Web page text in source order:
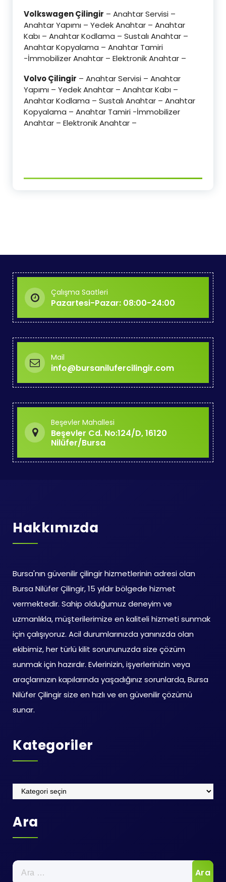
Volkswagen Çilingir – Anahtar Servisi –
Anahtar Yapımı – Yedek Anahtar – Anahtar
Kabı – Anahtar Kodlama – Sustalı Anahtar –
Anahtar Kopyalama – Anahtar Tamiri
-İmmobilizer Anahtar – Elektronik Anahtar –
Volvo Çilingir – Anahtar Servisi – Anahtar
Yapımı – Yedek Anahtar – Anahtar Kabı –
Anahtar Kodlama – Sustalı Anahtar – Anahtar
Kopyalama – Anahtar Tamiri -İmmobilizer
Anahtar – Elektronik Anahtar –
Çalışma Saatleri
Pazartesi-Pazar: 08:00-24:00
Mail
info@bursanilufercilingir.com
Beşevler Mahallesi
Beşevler Cd. No:124/D, 16120
Nilüfer/Bursa
Hakkımızda
Bursa'nın güvenilir çilingir hizmetlerinin adresi olan
Bursa Nilüfer Çilingir, 15 yıldır bölgede hizmet
vermektedir. Sahip olduğumuz deneyim ve
uzmanlıkla, müşterilerimize en kaliteli hizmeti sunmak
için çalışıyoruz. Acil durumlarınızda yanınızda olan
ekibimiz, her türlü kilit sorununuzda size çözüm
sunmak için hazırdır. Evlerinizin, işyerlerinizin veya
araçlarınızın kapılarında yaşadığınız sorunlarda, Bursa
Nilüfer Çilingir size en hızlı ve en güvenilir çözümü
sunar.
Kategoriler
Kategoriler
Ara
Arama: